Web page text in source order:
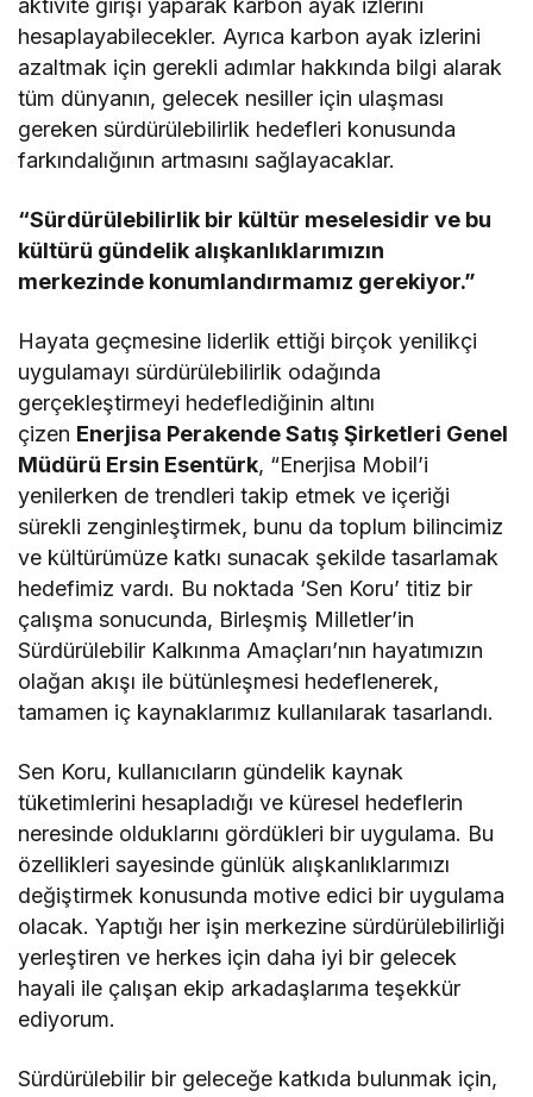
aktivite girişi yaparak karbon ayak izlerini
hesaplayabilecekler. Ayrıca karbon ayak izlerini
azaltmak için gerekli adımlar hakkında bilgi alarak
tüm dünyanın, gelecek nesiller için ulaşması
gereken sürdürülebilirlik hedefleri konusunda
farkındalığının artmasını sağlayacaklar.
“Sürdürülebilirlik bir kültür meselesidir ve bu
kültürü gündelik alışkanlıklarımızın
merkezinde konumlandırmamız gerekiyor.”
Hayata geçmesine liderlik ettiği birçok yenilikçi
uygulamayı sürdürülebilirlik odağında
gerçekleştirmeyi hedeflediğinin altını
çizen Enerjisa Perakende Satış Şirketleri Genel
Müdürü Ersin Esentürk, “Enerjisa Mobil’i
yenilerken de trendleri takip etmek ve içeriği
sürekli zenginleştirmek, bunu da toplum bilincimiz
ve kültürümüze katkı sunacak şekilde tasarlamak
hedefimiz vardı. Bu noktada ‘Sen Koru’ titiz bir
çalışma sonucunda, Birleşmiş Milletler’in
Sürdürülebilir Kalkınma Amaçları’nın hayatımızın
olağan akışı ile bütünleşmesi hedeflenerek,
tamamen iç kaynaklarımız kullanılarak tasarlandı.
Sen Koru, kullanıcıların gündelik kaynak
tüketimlerini hesapladığı ve küresel hedeflerin
neresinde olduklarını gördükleri bir uygulama. Bu
özellikleri sayesinde günlük alışkanlıklarımızı
değiştirmek konusunda motive edici bir uygulama
olacak. Yaptığı her işin merkezine sürdürülebilirliği
yerleştiren ve herkes için daha iyi bir gelecek
hayali ile çalışan ekip arkadaşlarıma teşekkür
ediyorum.
Sürdürülebilir bir geleceğe katkıda bulunmak için,